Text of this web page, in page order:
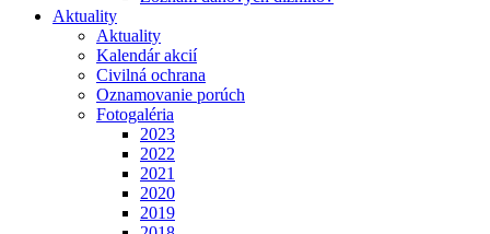
Aktuality
Aktuality
Kalendár akcií
Civilná ochrana
Oznamovanie porúch
Fotogaléria
2023
2022
2021
2020
2019